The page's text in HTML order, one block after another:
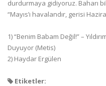
durdurmaya gidiyoruz. Baharı
“Mayıs’ı havalandır, gerisi
1) “Benim Babam Değil!” –
Duyuyor (Metis)
2) Haydar Ergülen
Etiketler: